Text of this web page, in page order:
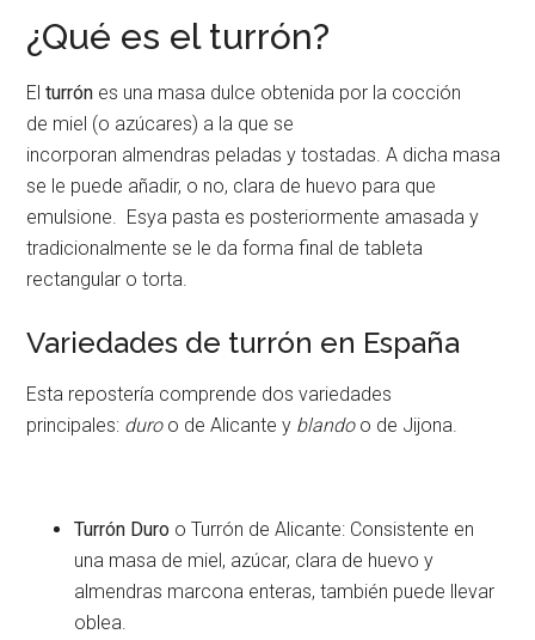
¿Qué es el turrón?
Elturrón es una masa dulce obtenida por la cocción
de miel (o azúcares) a la que se
incorporan almendras peladas y tostadas. A dicha masa
se le puede añadir, o no, clara de huevo para que
emulsione. Esya pasta es posteriormente amasada y
tradicionalmente se le da forma final de tableta
rectangular o torta.
Variedades de turrón en España
Esta repostería comprende dos variedades
principales: duroo de Alicante y blandoo de Jijona.
Turrón Duro o Turrón de Alicante: Consistente en
una masa de miel, azúcar, clara de huevo y
almendras marcona enteras, también puede llevar
oblea.